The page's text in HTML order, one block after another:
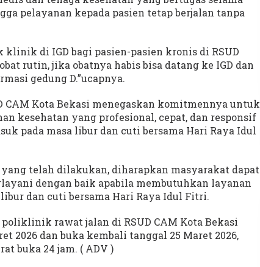
pelayanan kepada pasien tetap berjalan tanpa
klinik di IGD bagi pasien-pasien kronis di RSUD
rutin, jika obatnya habis bisa datang ke IGD dan
gedung D.”ucapnya.
CAM Kota Bekasi menegaskan komitmennya untuk
kesehatan yang profesional, cepat, dan responsif
pada masa libur dan cuti bersama Hari Raya Idul
yang telah dilakukan, diharapkan masyarakat dapat
dengan baik apabila membutuhkan layanan
dan cuti bersama Hari Raya Idul Fitri.
rawat jalan di RSUD CAM Kota Bekasi
2026 dan buka kembali tanggal 25 Maret 2026,
buka 24 jam. ( ADV )